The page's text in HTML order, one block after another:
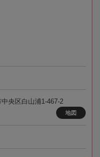
央区白山浦1-467-2
地図